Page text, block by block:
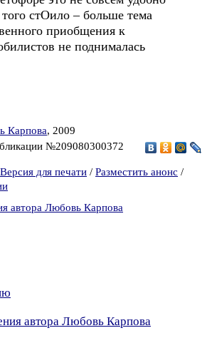
стОило – больше тема
приобщения к
не поднималась
Карпова, 2009
№209080300372
Версия для печати / Разместить анонс /
автора Любовь Карпова
автора Любовь Карпова